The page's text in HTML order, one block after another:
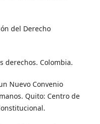
del Derecho
derechos. Colombia.
Nuevo Convenio
Quito: Centro de